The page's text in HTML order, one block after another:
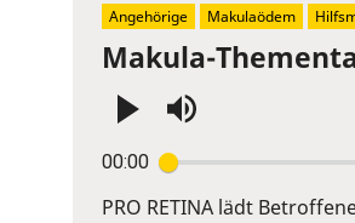
Makula-
00:00
Enter
or
PRO RETINA lädt
Angehörige Makulaödem